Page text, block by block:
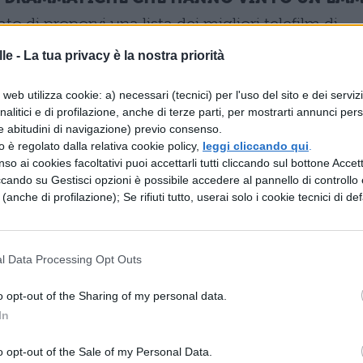
- La tua privacy è la nostra priorità
utilizza cookie: a) necessari (tecnici) per l'uso del sito e dei
e di profilazione, anche di terze parti, per mostrarti annunci
abitudini di navigazione) previo consenso.
è regolato dalla relativa cookie policy, leggi cliccando qui
ai cookies facoltativi puoi accettarli tutti cliccando sul bottone
su Gestisci opzioni è possibile accedere al pannello di controllo
di profilazione); Se rifiuti tutto, userai solo i cookie tecnici di
Data Processing Opt Outs
opt-out of the Sharing of my personal data.
opt-out of the Sale of my Personal Data.
di proporvi una lista dei migliori telefilm di
con un occhio di riguardo per quelli
– 1987, NBC):padre di tutti i polizieschi
drammatica, questa serie racconta la
una stazione di polizia in una cittadina senza
della serie c’è quel tocco quasi
fase di riprese che riesce a immergere lo
– 1995, CBS)
: sicuramente molto originale la
vede un medico di New York appena
spedito a lavorare in Alaska, come obbligo